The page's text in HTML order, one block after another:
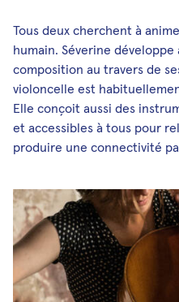
Tous deux cherchent à
humain. Séverine développe
composition au travers de
violoncelle est
Elle conçoit aussi des
et accessibles à tous pour
produire une connectivité